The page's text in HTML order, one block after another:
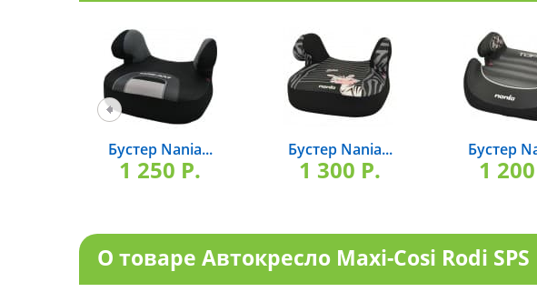
Бустер Nania...
1 250 P.
Бустер Nania...
1 300 P.
Бустер
1
О товаре Автокресло Maxi-Cosi Rodi SPS